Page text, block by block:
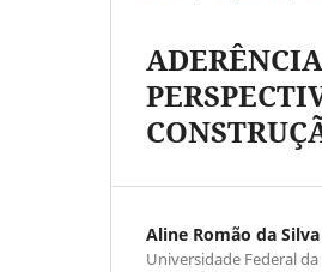
Aline Romão da Silva
Universidade Federal